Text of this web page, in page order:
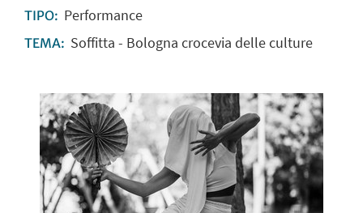
TIPO: Performance
TEMA: Soffitta - Bologna crocevia delle culture